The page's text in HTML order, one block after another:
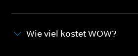
Wie viel kostet WOW?